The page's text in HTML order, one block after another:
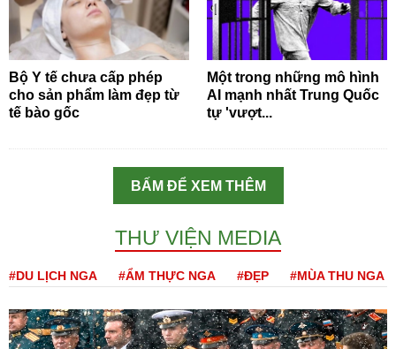
Bộ Y tế chưa cấp phép
cho sản phẩm làm đẹp từ
tế bào gốc
Một trong những mô hình
AI mạnh nhất Trung Quốc
tự 'vượt...
BẤM ĐỂ XEM THÊM
THƯ VIỆN MEDIA
#DU LỊCH NGA #ẨM THỰC NGA #ĐẸP #MÙA THU NGA